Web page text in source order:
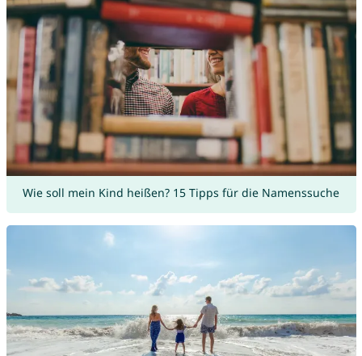
Wie soll mein Kind heißen? 15 Tipps für die Namenssuche